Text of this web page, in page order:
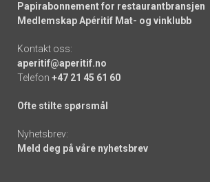
Papirabonnement for restaurantbransjen
Medlemskap Apéritif Mat- og vinklubb
Kontakt oss:
aperitif@aperitif.no
Telefon +47 21 45 61 60
Ofte stilte spørsmål
Nyhetsbrev:
Meld deg på våre nyhetsbrev